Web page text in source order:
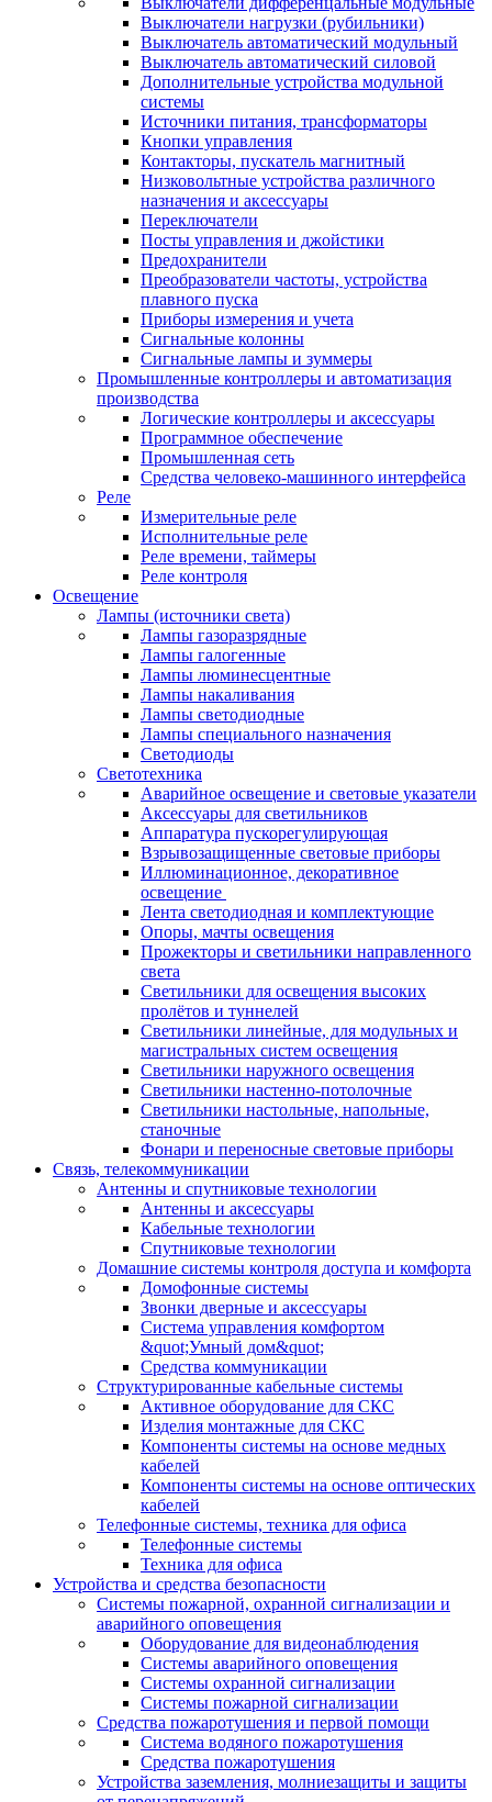
Выключатели нагрузки (рубильники)
Выключатель автоматический модульный
Выключатель автоматический силовой
Дополнительные устройства модульной
системы
Источники питания, трансформаторы
Кнопки управления
Контакторы, пускатель магнитный
Низковольтные устройства различного
назначения и аксессуары
Переключатели
Посты управления и джойстики
Предохранители
Преобразователи частоты, устройства
плавного пуска
Приборы измерения и учета
Сигнальные колонны
Сигнальные лампы и зуммеры
Промышленные контроллеры и автоматизация
производства
Логические контроллеры и аксессуары
Программное обеспечение
Промышленная сеть
Средства человеко-машинного интерфейса
Реле
Измерительные реле
Исполнительные реле
Реле времени, таймеры
Реле контроля
Освещение
Лампы (источники света)
Лампы газоразрядные
Лампы галогенные
Лампы люминесцентные
Лампы накаливания
Лампы светодиодные
Лампы специального назначения
Светодиоды
Светотехника
Аварийное освещение и световые указатели
Аксессуары для светильников
Аппаратура пускорегулирующая
Взрывозащищенные световые приборы
Иллюминационное, декоративное
освещение
Лента светодиодная и комплектующие
Опоры, мачты освещения
Прожекторы и светильники направленного
света
Светильники для освещения высоких
пролётов и туннелей
Светильники линейные, для модульных и
магистральных систем освещения
Светильники наружного освещения
Светильники настенно-потолочные
Светильники настольные, напольные,
станочные
Фонари и переносные световые приборы
Связь, телекоммуникации
Антенны и спутниковые технологии
Антенны и аксессуары
Кабельные технологии
Спутниковые технологии
Домашние системы контроля доступа и комфорта
Домофонные системы
Звонки дверные и аксессуары
Система управления комфортом
&quot;Умный дом&quot;
Средства коммуникации
Структурированные кабельные системы
Активное оборудование для СКС
Изделия монтажные для СКС
Компоненты системы на основе медных
кабелей
Компоненты системы на основе оптических
кабелей
Телефонные системы, техника для офиса
Телефонные системы
Техника для офиса
Устройства и средства безопасности
Системы пожарной, охранной сигнализации и
аварийного оповещения
Оборудование для видеонаблюдения
Системы аварийного оповещения
Системы охранной сигнализации
Системы пожарной сигнализации
Средства пожаротушения и первой помощи
Система водяного пожаротушения
Средства пожаротушения
Устройства заземления, молниезащиты и защиты